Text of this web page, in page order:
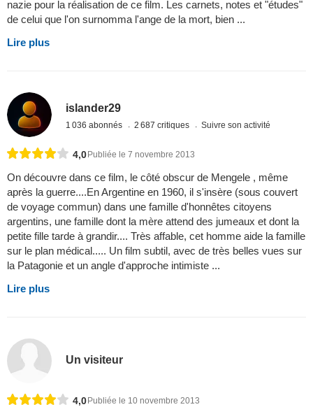
nazie pour la réalisation de ce film. Les carnets, notes et "études"
de celui que l'on surnomma l'ange de la mort, bien ...
Lire plus
islander29
1 036 abonnés 2 687 critiques Suivre son activité
4,0 Publiée le 7 novembre 2013
On découvre dans ce film, le côté obscur de Mengele , même
après la guerre....En Argentine en 1960, il s'insère (sous couvert
de voyage commun) dans une famille d'honnêtes citoyens
argentins, une famille dont la mère attend des jumeaux et dont la
petite fille tarde à grandir.... Très affable, cet homme aide la famille
sur le plan médical..... Un film subtil, avec de très belles vues sur
la Patagonie et un angle d'approche intimiste ...
Lire plus
Un visiteur
4,0 Publiée le 10 novembre 2013